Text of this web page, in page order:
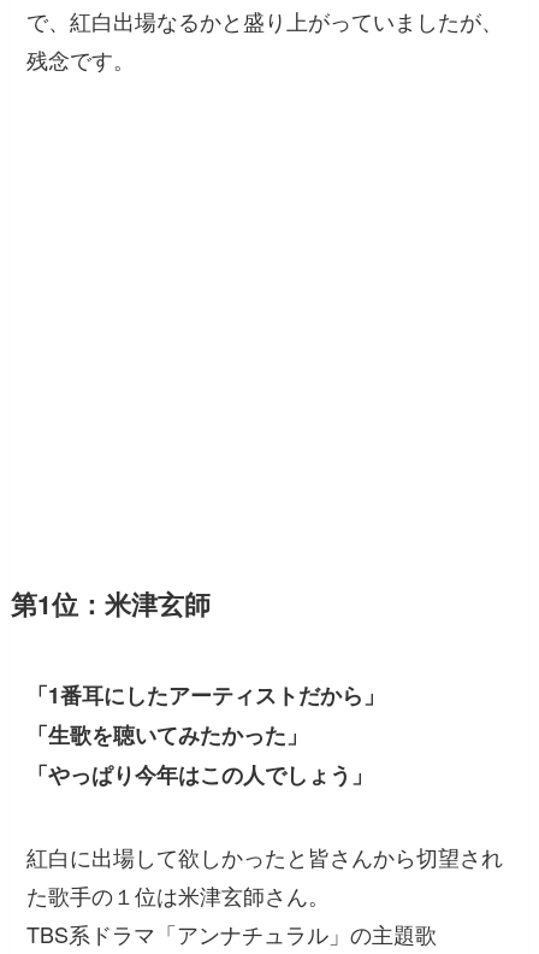
で、紅白出場なるかと盛り上がっていましたが、
残念です。
第1位：米津玄師
「1番耳にしたアーティストだから」
「生歌を聴いてみたかった」
「やっぱり今年はこの人でしょう」
紅白に出場して欲しかったと皆さんから切望され
た歌手の１位は米津玄師さん。
TBS系ドラマ「アンナチュラル」の主題歌